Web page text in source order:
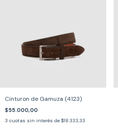
Cinturon de Gamuza (4123)
$55.000,00
3 cuotas sin interés de $18.333,33